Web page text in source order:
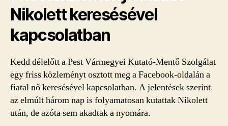
Nikolett keresésével
kapcsolatban
Kedd délelőtt a Pest Vármegyei Kutató-Mentő Szolgálat
egy friss közleményt osztott meg a Facebook-oldalán a
fiatal nő keresésével kapcsolatban. A jelentések szerint
az elmúlt három nap is folyamatosan kutattak Nikolett
után, de azóta sem akadtak a nyomára.